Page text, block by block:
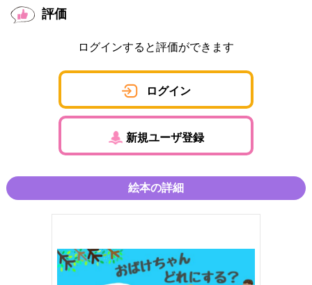
評価
ログインすると評価ができます
ログイン
新規ユーザ登録
絵本の詳細